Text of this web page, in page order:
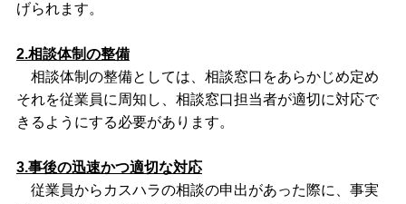
げられます。
2.相談体制の整備
相談体制の整備としては、相談窓口をあらかじめ定め
それを従業員に周知し、相談窓口担当者が適切に対応で
きるようにする必要があります。
3.事後の迅速かつ適切な対応
従業員からカスハラの相談の申出があった際に、事実